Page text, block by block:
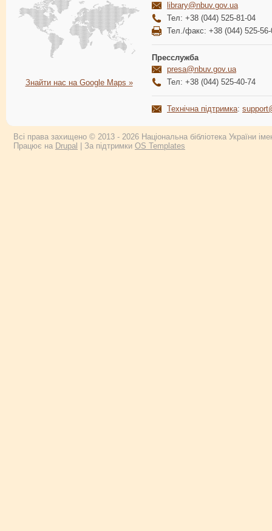
Знайти нас на Google Maps »
library@nbuv.gov.ua
Тел: +38 (044) 525-81-04
Тел./факс: +38 (044) 525-56-
Пресслужба
presa@nbuv.gov.ua
Тел: +38 (044) 525-40-74
Технічна підтримка:
Всі права захищено © 2013 - 2026 Національна бібліотека України
Працює на Drupal | За підтримки OS Templates